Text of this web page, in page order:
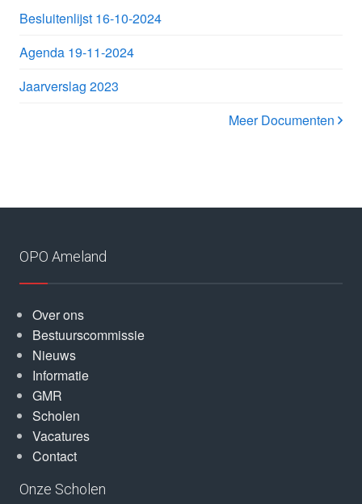
Besluitenlijst 16-10-2024
Agenda 19-11-2024
Jaarverslag 2023
Meer Documenten
OPO Ameland
Over ons
Bestuurscommissie
Nieuws
Informatie
GMR
Scholen
Vacatures
Contact
Onze Scholen